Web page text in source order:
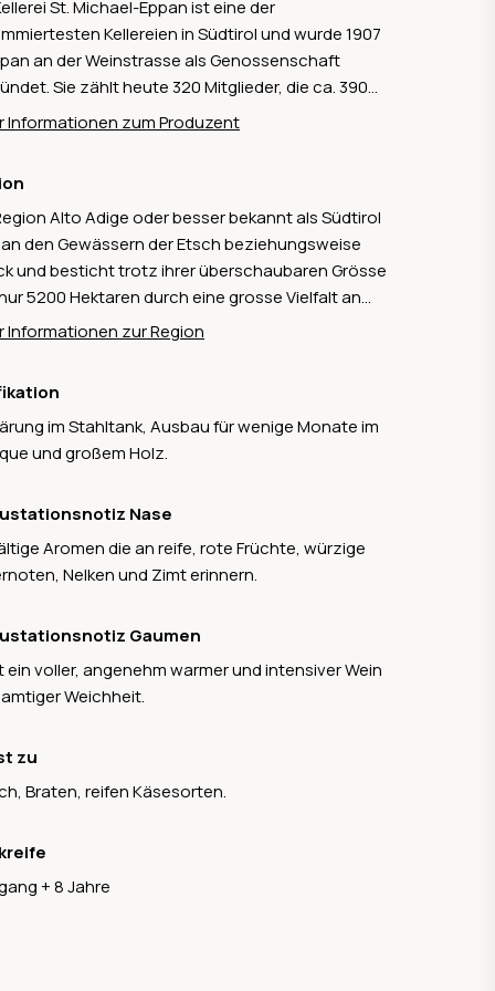
St. Michael-Eppan ist eine der
Kellereien in Südtirol und wurde 1907
an der Weinstrasse als Genossenschaft
Sie zählt heute 320 Mitglieder, die ca. 390
Anbaufläche bewirtschaften, wobei sich diese
zeichnet sich durch milde Temperaturen,
Temperaturschwankungen zwischen Tag
und vielen Sonnenstunden aus, während
von kalkhaltigem Schotter bis lehmigen und
Substraten reichen. Diese Vielfalt bietet
Bedingungen für die Produktion
von Tradition und innovativer
Ein Steckenpferd der Kellerei St. Michael-
sind mit Sicherheit ihre Weissweine, da zu
Pinot Bianco und Gewürztraminer. Dazu
rote Sorten wie Pinot Noir, Lagrein und
Sauvignon, welche sich ebenfalls auf
sind die Einzellagen-Weine, die das
besonders gut widerspiegeln und international
ausgesprochen guten Ruf geniessen.
Informationen zum Produzent
Alto Adige oder besser bekannt als Südtirol
den Gewässern der Etsch beziehungsweise
und besticht trotz ihrer überschaubaren Grösse
5200 Hektaren durch eine grosse Vielfalt an
opulenten Rotweinen, Süssweinen und
Lagrein und Pinot Noir sowie bei den
Rebsorten Sauvignon blanc, Weissburgunder
Informationen zur Region
im Stahltank, Ausbau für wenige Monate im
und großem Holz.
Nase
Aromen die an reife, rote Früchte, würzige
Nelken und Zimt erinnern.
Gaumen
ein voller, angenehm warmer und intensiver Wein
Weichheit.
zu
Braten, reifen Käsesorten.
+ 8 Jahre